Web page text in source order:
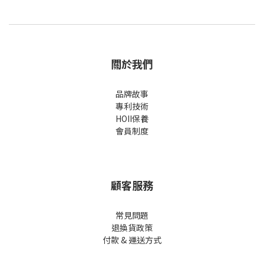
關於我們
品牌故事
專利技術
HOII保養
會員制度
顧客服務
常見問題
退換貨政策
付款 & 運送方式